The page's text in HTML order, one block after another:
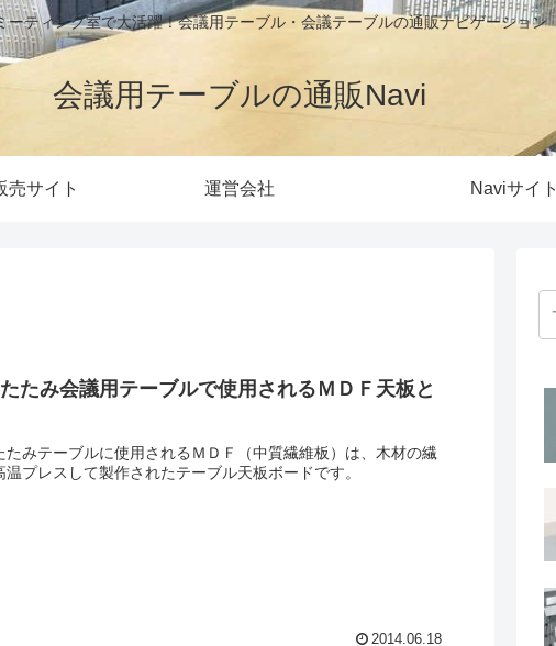
ーティング室で大活躍！会議用テーブル・会議テーブルの通販ナビゲーション
会議用テーブルの通販Navi
売サイト 運営会社 Naviサイト
たみ会議用テーブルで使用されるＭＤＦ天板と
たみテーブルに使用されるＭＤＦ（中質繊維板）は、木材の繊
温プレスして製作されたテーブル天板ボードです。
2014.06.18